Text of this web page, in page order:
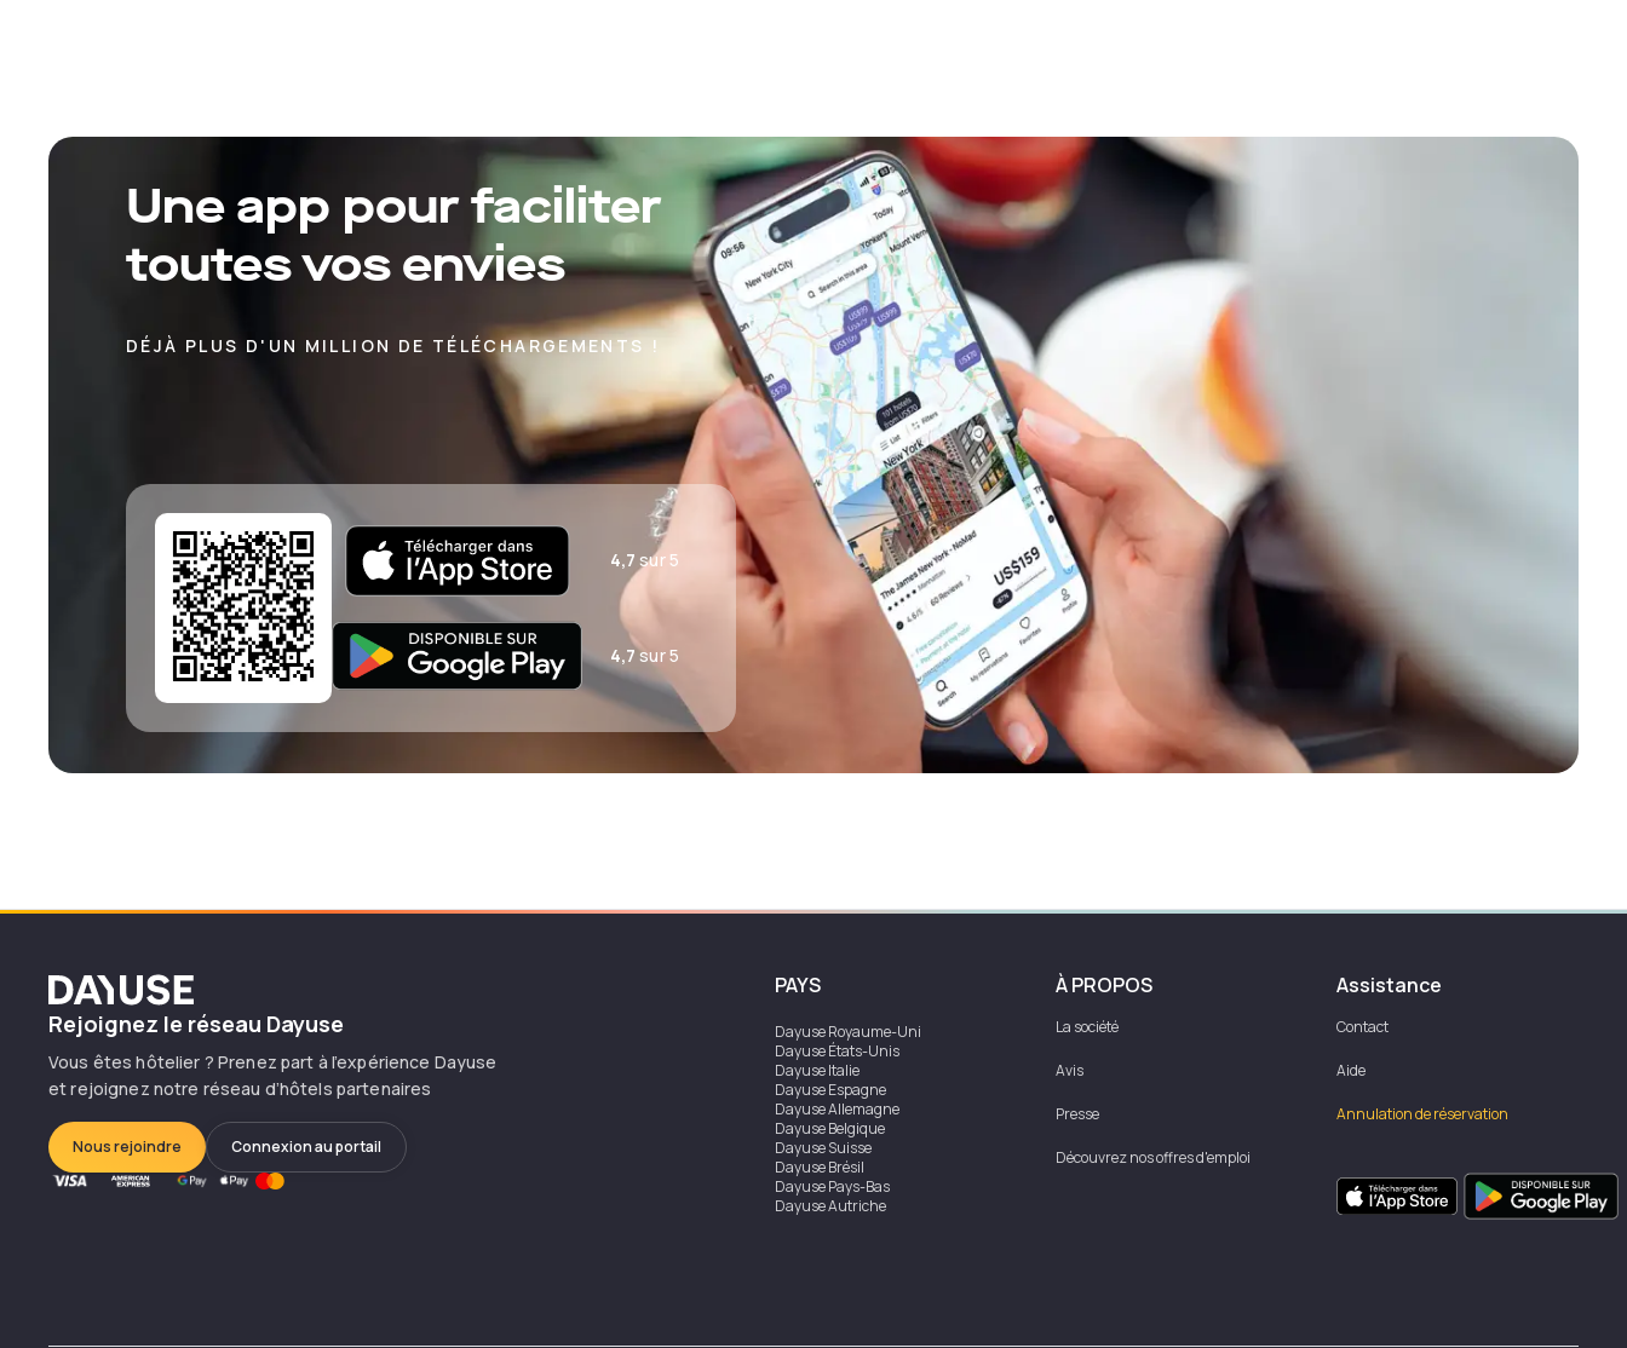
Une app pour faciliter
toutes vos envies
DÉJÀ PLUS D'UN MILLION DE TÉLÉCHARGEMENTS !
4,7 sur 5
4,7sur 5
Dayuse
Rejoignez le réseau Dayuse
Vous êtes hôtelier ? Prenez part à l’expérience Dayuse
et rejoignez notre réseau d’hôtels partenaires
Nous rejoindre Connexion au portail
PAYS
DayuseRoyaume-Uni
DayuseÉtats-Unis
DayuseItalie
DayuseEspagne
DayuseAllemagne
DayuseBelgique
DayuseSuisse
DayuseBrésil
DayusePays-Bas
DayuseAutriche
DayuseThaïlande
À PROPOS
La société
Avis
Presse
Découvrez nos offres d'emploi
Assistance
Contact
Aide
Annulation de réservation